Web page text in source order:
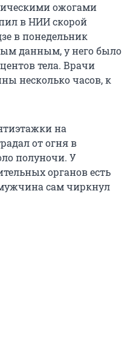
ожогами
в НИИ скорой
в понедельник
данным, у него было
тела. Врачи
несколько часов, к
на
от огня в
полуночи. У
органов есть
сам чиркнул